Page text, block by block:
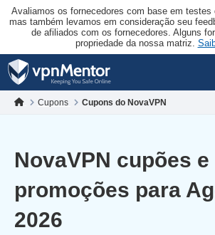
Avaliamos os fornecedores com base em testes
mas também levamos em consideração seu
de afiliados com os fornecedores. Alguns
propriedade da nossa matriz.
Cupons Cupons do NovaVPN
NovaVPN cupões e
promoções para
2026